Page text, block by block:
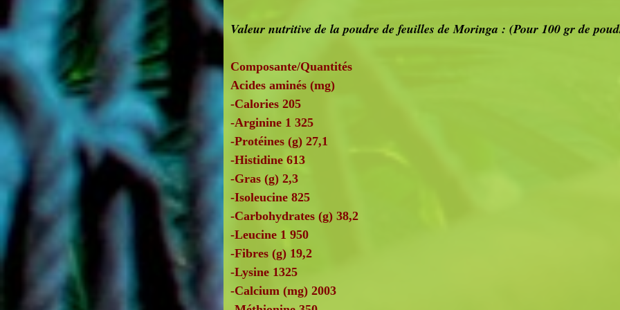
Valeur nutritive de la poudre de feuilles de Moringa : (Pour 100 gr de
Composante/Quantités
Acides aminés (mg)
-Calories 205
-Arginine 1 325
-Protéines (g) 27,1
-Histidine 613
-Gras (g) 2,3
-Isoleucine 825
-Carbohydrates (g) 38,2
-Leucine 1 950
-Fibres (g) 19,2
-Lysine 1325
-Calcium (mg) 2003